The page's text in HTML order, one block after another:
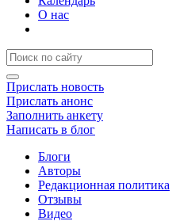
О нас
Прислать новость
Прислать анонс
Заполнить анкету
Написать в блог
Блоги
Авторы
Редакционная политика
Отзывы
Видео